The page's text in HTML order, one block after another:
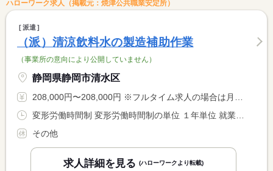
ハローワーク求人（掲載元：焼津公共職業安定所）
派遣
（派）清涼飲料水の製造補助作業
（事業所の意向により公開していません）
静岡県静岡市清水区
208,000円〜208,000円 ※フルタイム求人の場合は月額（換算額）、パート求人の場合は時間額を表示しています。
変形労働時間制 変形労働時間制の単位 １年単位 就業時間１ 7時00分〜16時00分 就業時間２ 15時00分〜0時00分 就業時間３ 23時00分〜8時00分 就業時間に関する特記事項 ●（１）（２）（３）の３交替制 <BR> ※生産状況により下記２交替シフトになります <BR> ＊７：００〜１６：００ <BR> ＊１９：００〜４：００
その他
求人詳細を見る (ハローワークより転載)